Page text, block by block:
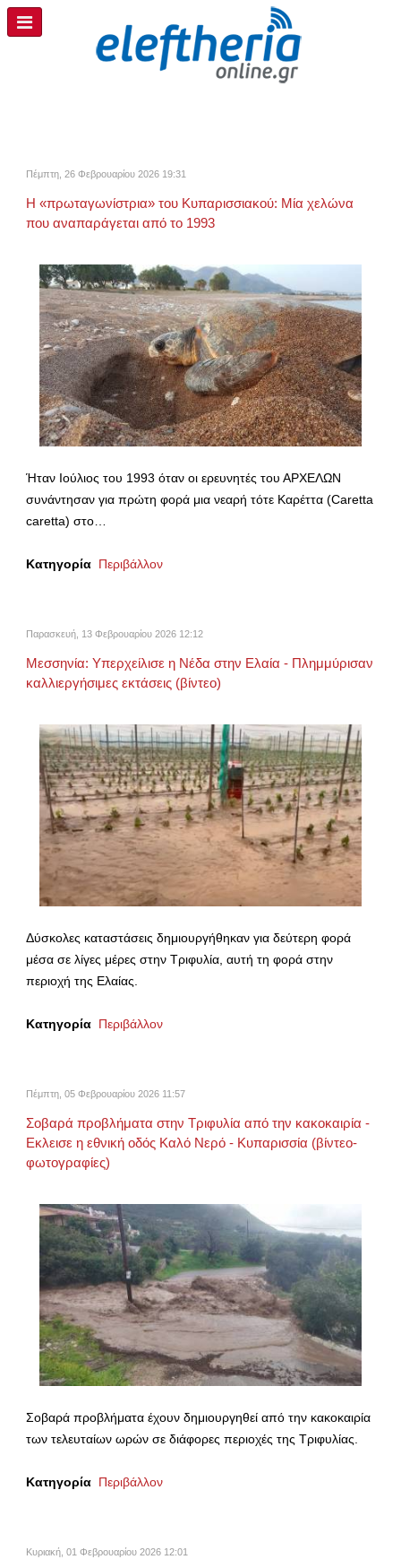
Πέμπτη, 26 Φεβρουαρίου 2026 19:31
H «πρωταγωνίστρια» του Κυπαρισσιακού: Μία χελώνα
που αναπαράγεται από το 1993
Ήταν Ιούλιος του 1993 όταν οι ερευνητές του ΑΡΧΕΛΩΝ
συνάντησαν για πρώτη φορά μια νεαρή τότε Καρέττα (Caretta
caretta) στo…
Κατηγορία Περιβάλλον
Παρασκευή, 13 Φεβρουαρίου 2026 12:12
Μεσσηνία: Υπερχείλισε η Νέδα στην Ελαία - Πλημμύρισαν
καλλιεργήσιμες εκτάσεις (βίντεο)
Δύσκολες καταστάσεις δημιουργήθηκαν για δεύτερη φορά
μέσα σε λίγες μέρες στην Τριφυλία, αυτή τη φορά στην
περιοχή της Ελαίας.
Κατηγορία Περιβάλλον
Πέμπτη, 05 Φεβρουαρίου 2026 11:57
Σοβαρά προβλήματα στην Τριφυλία από την κακοκαιρία -
Εκλεισε η εθνική οδός Καλό Νερό - Κυπαρισσία (βίντεο-
φωτογραφίες)
Σοβαρά προβλήματα έχουν δημιουργηθεί από την κακοκαιρία
των τελευταίων ωρών σε διάφορες περιοχές της Τριφυλίας.
Κατηγορία Περιβάλλον
Κυριακή, 01 Φεβρουαρίου 2026 12:01